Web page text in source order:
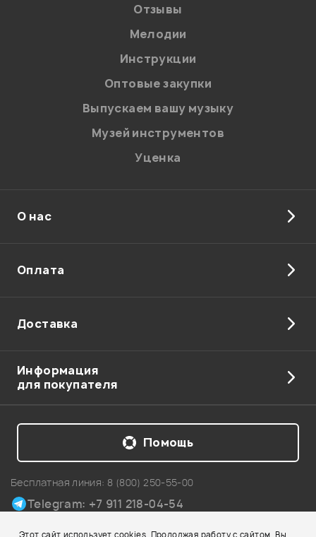
Этот сайт использует cookies. Продолжая работу с сайтом, Вы
Отзывы
Мелодии
Инструкции
Оптовые закупки
Выпускаем вашу музыку
Музей инструментов
Уценка
О нас
Оплата
Доставка
Информация
для покупателя
Бесплатная линия: 8 (800) 250-55-00
Telegram: +7 911 218-04-54
Помощь